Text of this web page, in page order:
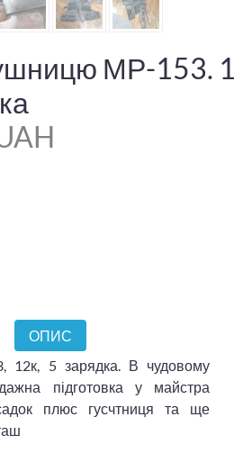
МР-153. 1
ОПИС
12к, 5 зарядка. В чудовому
підготовка у майстра
плюс гусчтниця та ще